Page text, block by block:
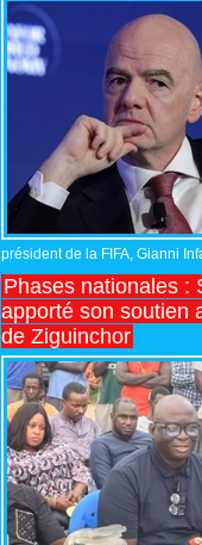
président de la FIFA, Gianni
Phases nationales :
apporté son soutien
de Ziguinchor